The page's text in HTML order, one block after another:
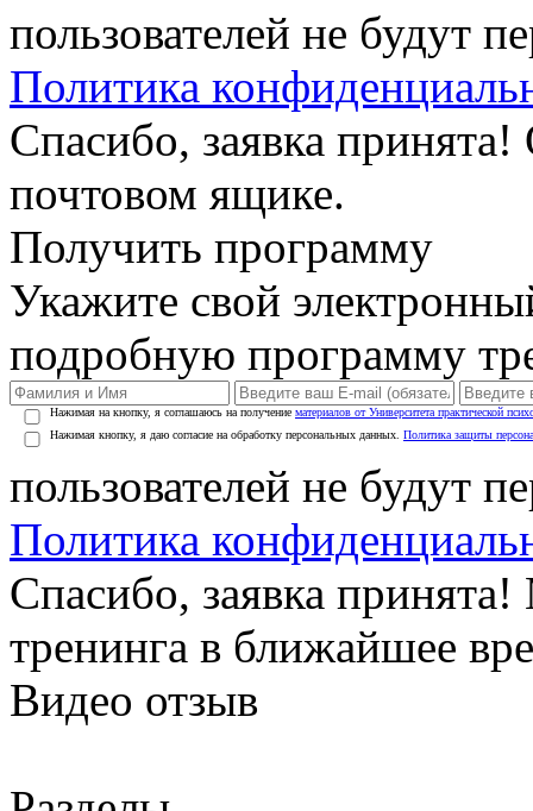
пользователей не будут
Политика
Спасибо, заявка
почтовом ящике.
Получить программу
Укажите свой
подробную программу
Нажимая на кнопку, я соглашаюсь на получение материалов от Университета практической
Нажимая кнопку, я даю согласие на обработку персональных данных. Политика защиты
пользователей не будут
Политика
Спасибо, заявка
тренинга в ближайшее
Видео отзыв